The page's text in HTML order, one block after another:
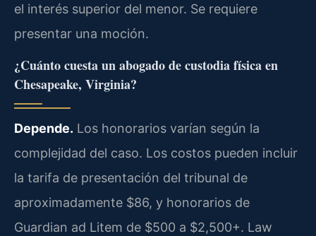
el interés superior del menor. Se requiere
presentar una moción.
¿Cuánto cuesta un abogado de custodia física en
Chesapeake, Virginia?
Depende. Los honorarios varían según la
complejidad del caso. Los costos pueden incluir
la tarifa de presentación del tribunal de
aproximadamente $86, y honorarios de
Guardian ad Litem de $500 a $2,500+. Law